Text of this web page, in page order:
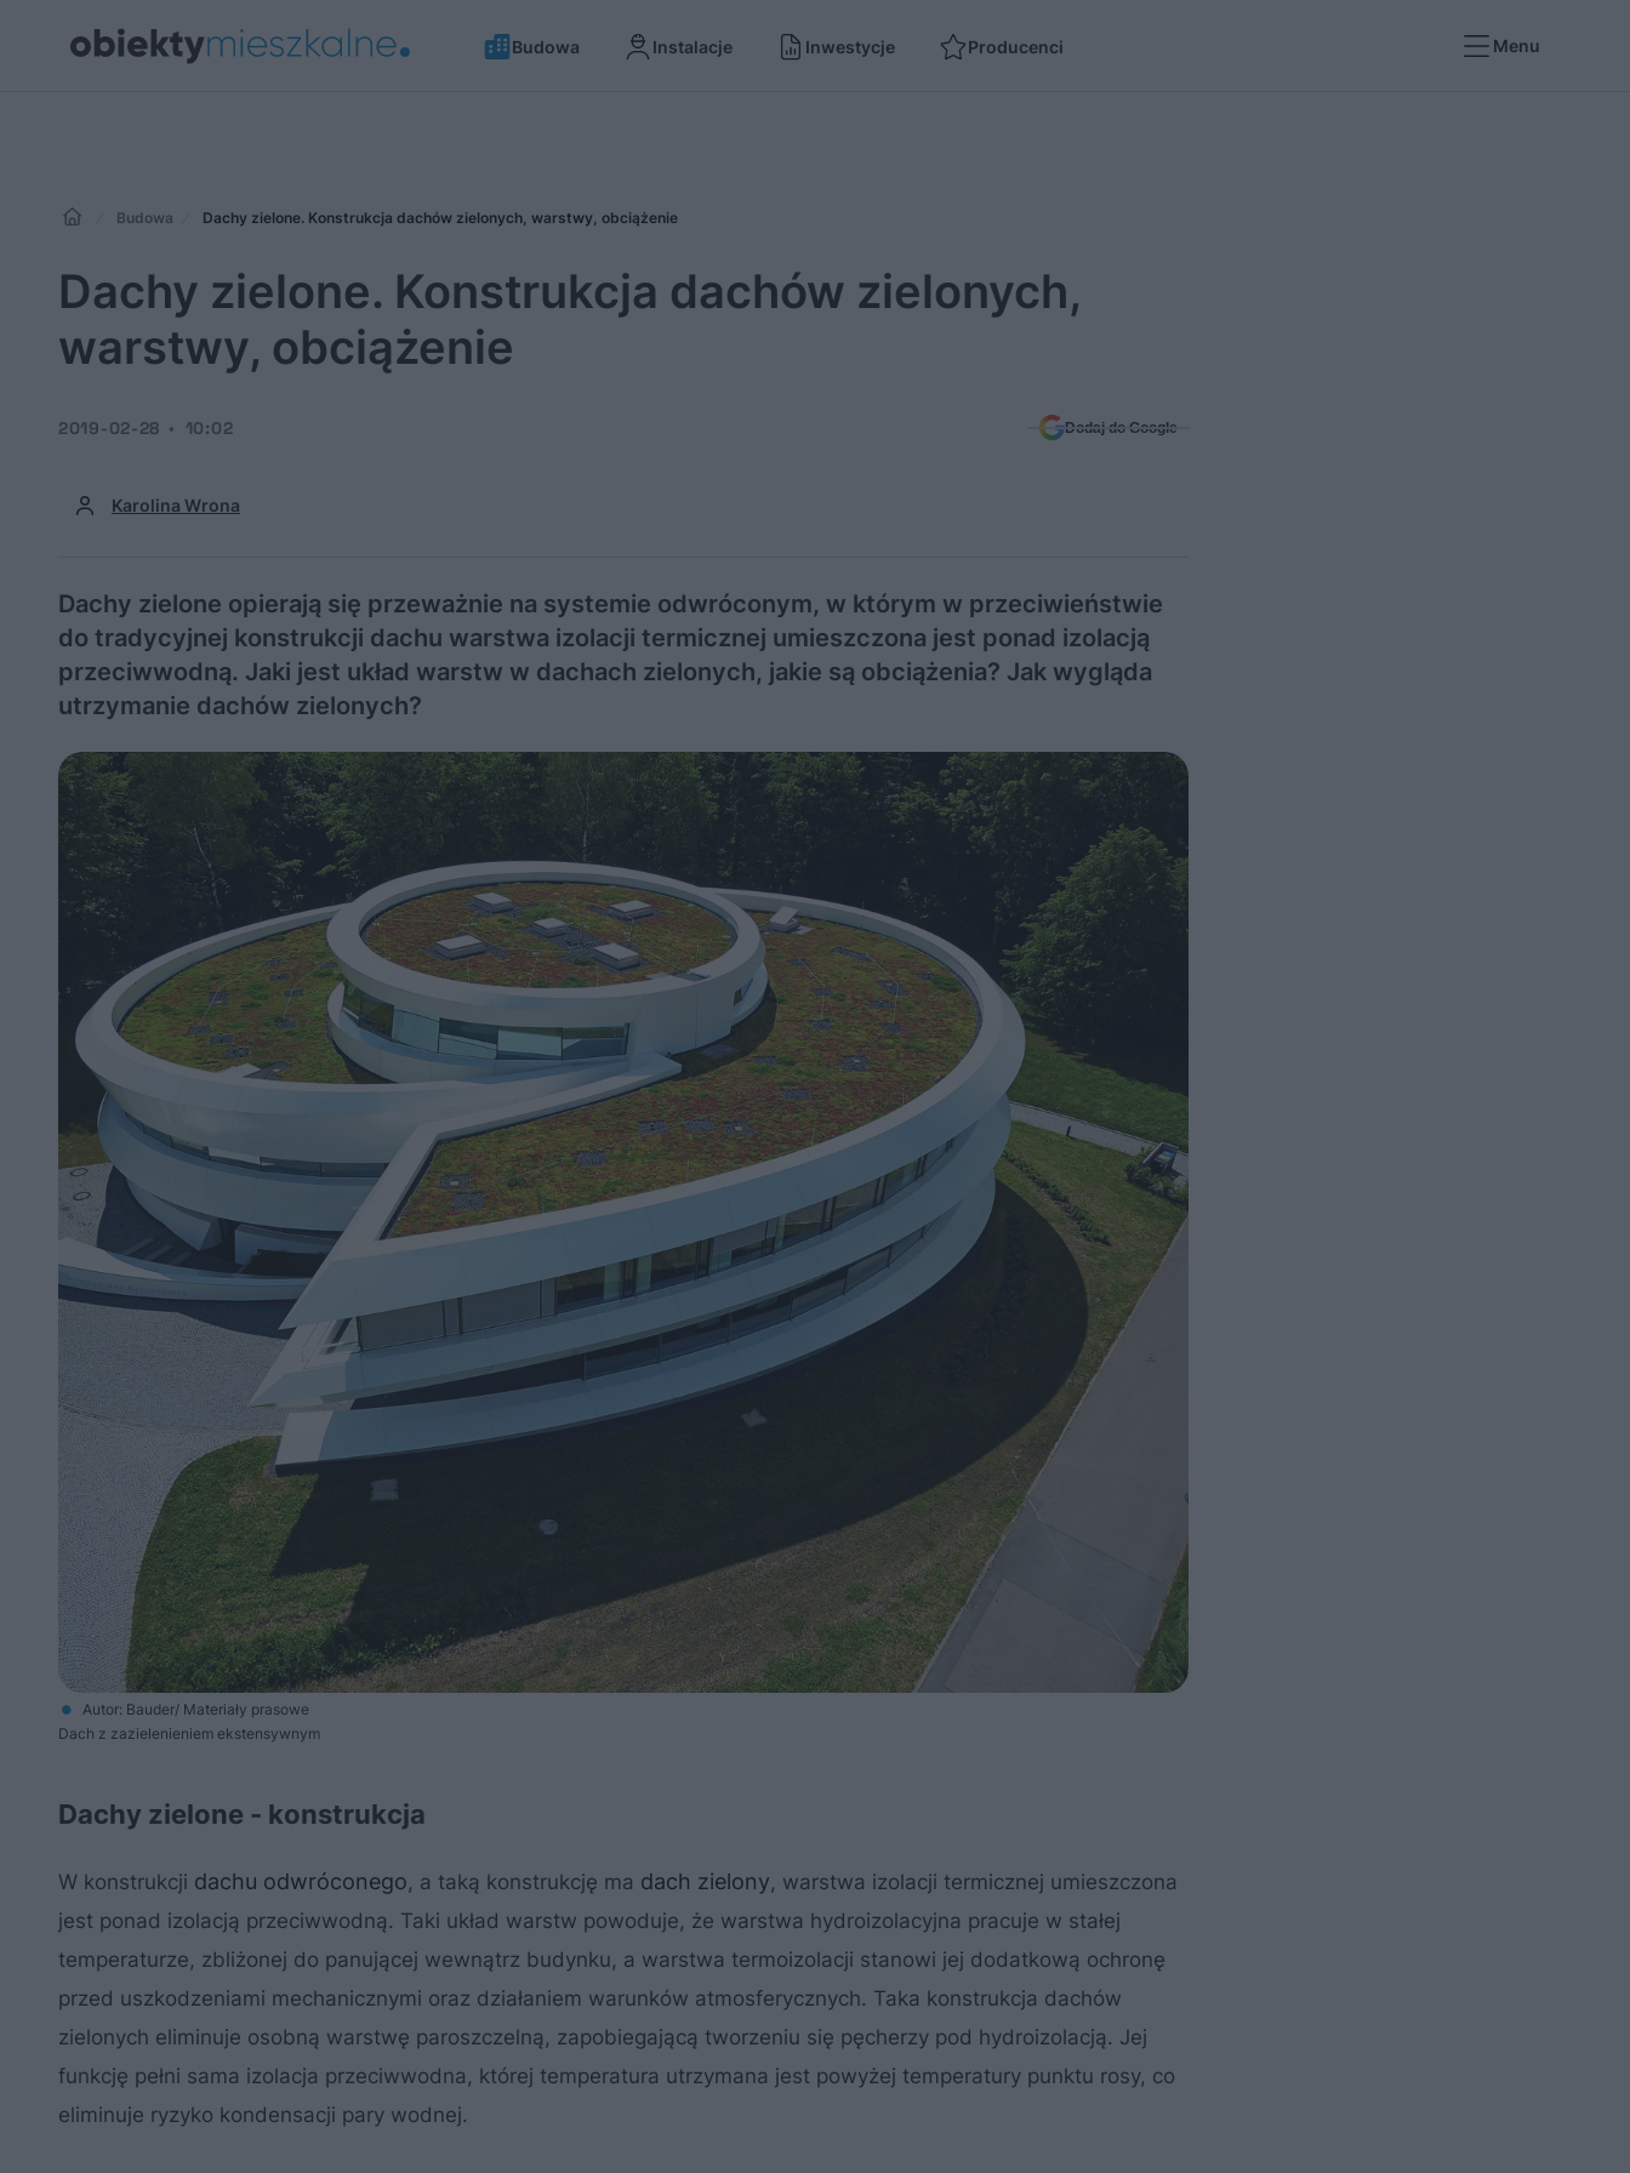
Budowa Instalacje Inwestycje Producenci Menu
Budowa Dachy zielone. Konstrukcja dachów zielonych, warstwy, obciążenie
Dachy zielone. Konstrukcja dachów zielonych,
warstwy, obciążenie
Karolina Wrona
2019-02-28 10:02 Dodaj do Google
Dachy zielone opierają się przeważnie na systemie odwróconym, w którym w przeciwieństwie
do tradycyjnej konstrukcji dachu warstwa izolacji termicznej umieszczona jest ponad izolacją
przeciwwodną. Jaki jest układ warstw w dachach zielonych, jakie są obciążenia? Jak wygląda
utrzymanie dachów zielonych?
Autor: Bauder/ Materiały prasowe
Dach z zazielenieniem ekstensywnym
Dachy zielone - konstrukcja
W konstrukcji dachu odwróconego, a taką konstrukcję ma dach zielony, warstwa izolacji termicznej umieszczona
jest ponad izolacją przeciwwodną. Taki układ warstw powoduje, że warstwa hydroizolacyjna pracuje w stałej
temperaturze, zbliżonej do panującej wewnątrz budynku, a warstwa termoizolacji stanowi jej dodatkową ochronę
przed uszkodzeniami mechanicznymi oraz działaniem warunków atmosferycznych. Taka konstrukcja dachów
zielonych eliminuje osobną warstwę paroszczelną, zapobiegającą tworzeniu się pęcherzy pod hydroizolacją. Jej
funkcję pełni sama izolacja przeciwwodna, której temperatura utrzymana jest powyżej temperatury punktu rosy, co
eliminuje ryzyko kondensacji pary wodnej.